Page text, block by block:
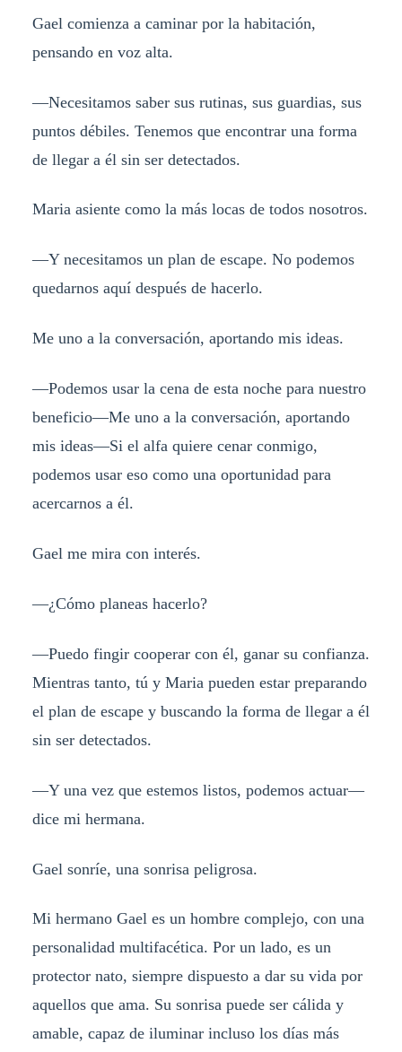
Gael comienza a caminar por la habitación,
pensando en voz alta.
—Necesitamos saber sus rutinas, sus guardias, sus
puntos débiles. Tenemos que encontrar una forma
de llegar a él sin ser detectados.
Maria asiente como la más locas de todos nosotros.
—Y necesitamos un plan de escape. No podemos
quedarnos aquí después de hacerlo.
Me uno a la conversación, aportando mis ideas.
—Podemos usar la cena de esta noche para nuestro
beneficio—Me uno a la conversación, aportando
mis ideas—Si el alfa quiere cenar conmigo,
podemos usar eso como una oportunidad para
acercarnos a él.
Gael me mira con interés.
—¿Cómo planeas hacerlo?
—Puedo fingir cooperar con él, ganar su confianza.
Mientras tanto, tú y Maria pueden estar preparando
el plan de escape y buscando la forma de llegar a él
sin ser detectados.
—Y una vez que estemos listos, podemos actuar—
dice mi hermana.
Gael sonríe, una sonrisa peligrosa.
Mi hermano Gael es un hombre complejo, con una
personalidad multifacética. Por un lado, es un
protector nato, siempre dispuesto a dar su vida por
aquellos que ama. Su sonrisa puede ser cálida y
amable, capaz de iluminar incluso los días más